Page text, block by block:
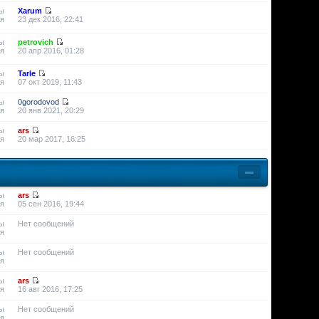
Xarum
23 дек 2016, 22:41
petrovich
20 апр 2016, 01:28
Tarle
07 окт 2019, 11:43
0gorodovod
20 янв 2021, 20:29
ars
20 мар 2017, 16:25
ars
05 сен 2016, 19:44
Нет сообщений
Нет сообщений
ars
16 авг 2016, 17:25
Нет сообщений